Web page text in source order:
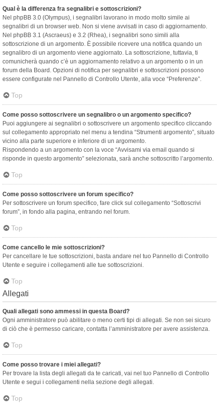
Qual è la differenza fra segnalibri e sottoscrizioni?
Nel phpBB 3.0 (Olympus), i segnalibri lavorano in modo molto simile ai
segnalibri di un browser web. Non si viene avvisati in caso di aggiornamento.
Nel phpBB 3.1 (Ascraeus) e 3.2 (Rhea), i segnalibri sono simili alla
sottoscrizione di un argomento. È possibile ricevere una notifica quando un
segnalibro di un argomento viene aggiornato. La sottoscrizione, tuttavia, ti
comunicherà quando c’è un aggiornamento relativo a un argomento o in un
forum della Board. Opzioni di notifica per segnalibri e sottoscrizioni possono
essere configurate nel Pannello di Controllo Utente, alla voce “Preferenze”.
Top
Come posso sottoscrivere un segnalibro o un argomento specifico?
Puoi aggiungere ai segnalibri o sottoscrivere un argomento specifico cliccando
sul collegamento appropriato nel menu a tendina “Strumenti argomento”, situato
vicino alla parte superiore e inferiore di un argomento.
Rispondendo a un argomento con la voce “Avvisami via email quando si
risponde in questo argomento” selezionata, sarà anche sottoscritto l’argomento.
Top
Come posso sottoscrivere un forum specifico?
Per sottoscrivere un forum specifico, fare click sul collegamento “Sottoscrivi
forum”, in fondo alla pagina, entrando nel forum.
Top
Come cancello le mie sottoscrizioni?
Per cancellare le tue sottoscrizioni, basta andare nel tuo Pannello di Controllo
Utente e seguire i collegamenti alle tue sottoscrizioni.
Top
Allegati
Quali allegati sono ammessi in questa Board?
Ogni amministratore può abilitare o meno certi tipi di allegati. Se non sei sicuro
di ciò che è permesso caricare, contatta l’amministratore per avere assistenza.
Top
Come posso trovare i miei allegati?
Per trovare la lista degli allegati da te caricati, vai nel tuo Pannello di Controllo
Utente e segui i collegamenti nella sezione degli allegati.
Top